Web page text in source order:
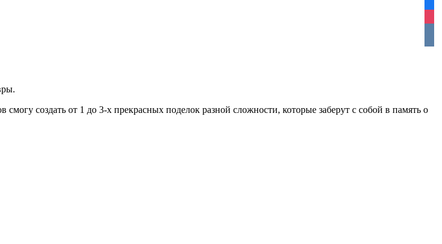
смогу создать от 1 до 3-х прекрасных поделок разной сложности, которые заберут с собой в память о